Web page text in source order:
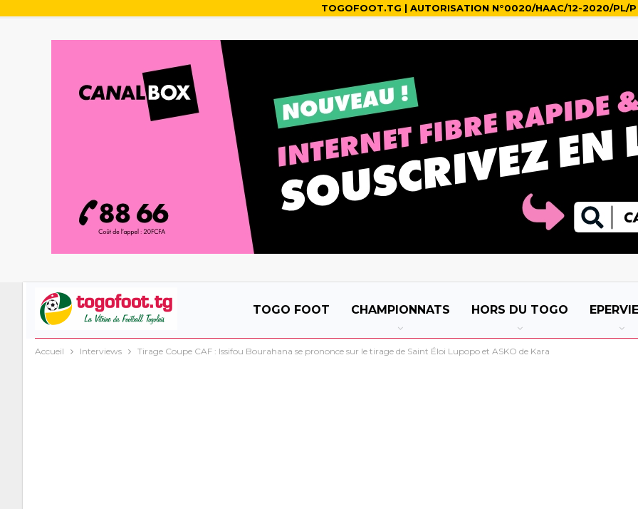
TOGOFOOT.TG | AUTORISATION N°0020/HAAC/12-2020/PL/P
TOGO FOOT CHAMPIONNATS HORS DU TOGO
Accueil Interviews Tirage Coupe CAF : Issifou Bourahana se prononce sur le tirage de Saint Éloi Lupopo et ASKO de Kara